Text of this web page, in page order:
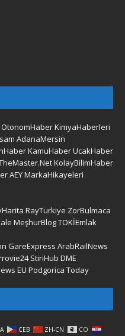
OtonomHaberKimyaHaberleri
AdanaMersin
KamuHaberUcakHaber
KolayBilimHaber
AEYMarkaHikayeleri
RayTurkiye ZorBulmaca
MeşhurBlogTOKİEmlak
GareExpress ArabRailNews
StiriHub DME
EU Podgorica Today
CEB ZH-CN
CO